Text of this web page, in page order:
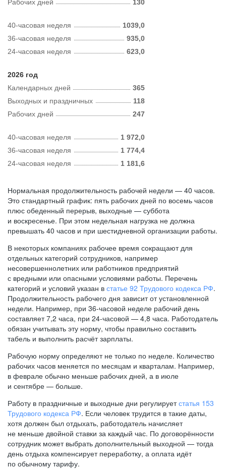
Рабочих дней 130
40-часовая неделя
1039,0
36-часовая неделя
935,0
24-часовая неделя
623,0
2026 год
Календарных дней
365
Рабочих дней 247
Выходных и праздничных 118
40-часовая неделя
1 972,0
36-часовая неделя
1 774,4
24-часовая неделя
1 181,6
Нормальная продолжительность рабочей недели — 40 часов.
Это стандартный график: пять рабочих дней по восемь часов
плюс обеденный перерыв, выходные — суббота
и воскресенье. При этом недельная нагрузка не должна
превышать 40 часов и при шестидневной организации работы.
В некоторых компаниях рабочее время сокращают для
отдельных категорий сотрудников, например
несовершеннолетних или работников предприятий
с вредными или опасными условиями работы. Перечень
категорий и условий указан в статье 92 Трудового кодекса РФ.
Продолжительность рабочего дня зависит от установленной
недели. Например, при 36-часовой неделе рабочий день
составляет 7,2 часа, при 24-часовой — 4,8 часа. Работодатель
обязан учитывать эту норму, чтобы правильно составить
табель и выполнить расчёт зарплаты.
Рабочую норму определяют не только по неделе. Количество
рабочих часов меняется по месяцам и кварталам. Например,
в феврале обычно меньше рабочих дней, а в июле
и сентябре — больше.
Работу в праздничные и выходные дни регулируетстатья 153
Трудового кодекса РФ. Если человек трудится в такие даты,
хотя должен был отдыхать, работодатель начисляет
не меньше двойной ставки за каждый час. По договорённости
сотрудник может выбрать дополнительный выходной — тогда
день отдыха компенсирует переработку, а оплата идёт
по обычному тарифу.